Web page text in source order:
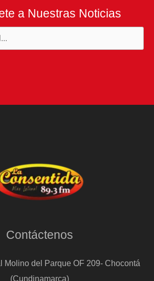
a Nuestras Noticias
Contáctenos
Molino del Parque OF 209- Chocontá
(Cundinamarca)